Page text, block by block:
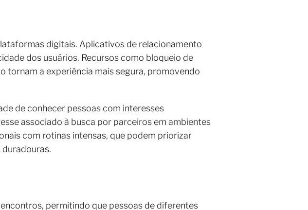
digitais. Aplicativos de relacionamento
dos usuários. Recursos como bloqueio de
a experiência mais segura, promovendo
de conhecer pessoas com interesses
associado à busca por parceiros em ambientes
com rotinas intensas, que podem priorizar
permitindo que pessoas de diferentes